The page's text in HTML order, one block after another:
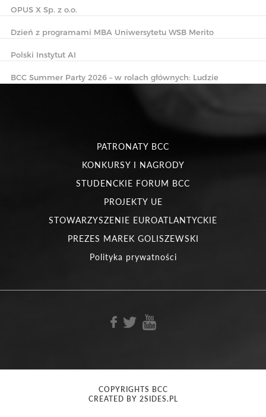
OPUS X Sp. z o.o.
Dzień z programami MBA Uniwersytetu WSB Merito
Polski Instytut AI
BCC Summer Party 2026 – w rolach głównych: Ludzie
PATRONATY BCC
KONKURSY I NAGRODY
STUDENCKIE FORUM BCC
PROJEKTY UE
STOWARZYSZENIE EUROATLANTYCKIE
PREZES MAREK GOLISZEWSKI
Polityka prywatności
COPYRIGHTS BCC
CREATED BY 2SIDES.PL